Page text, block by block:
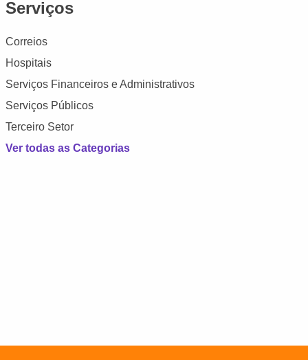
Serviços
Correios
Hospitais
Serviços Financeiros e Administrativos
Serviços Públicos
Terceiro Setor
Ver todas as Categorias